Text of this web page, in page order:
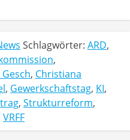
Schlagwörter: ARD,
,
, Christiana
, Gewerkschaftstag, KI,
, Strukturreform,
VRFF